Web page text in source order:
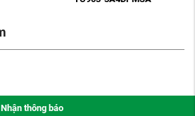
Nhận thông báo